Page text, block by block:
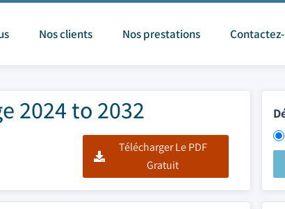
Nos clients Nos prestations
2024 to 2032
Télécharger Le PDF
Gratuit